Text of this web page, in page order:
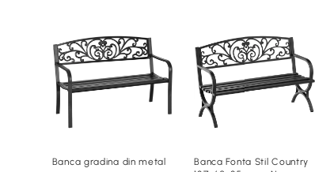
Banca gradina din metal
Banca Fonta Stil Country